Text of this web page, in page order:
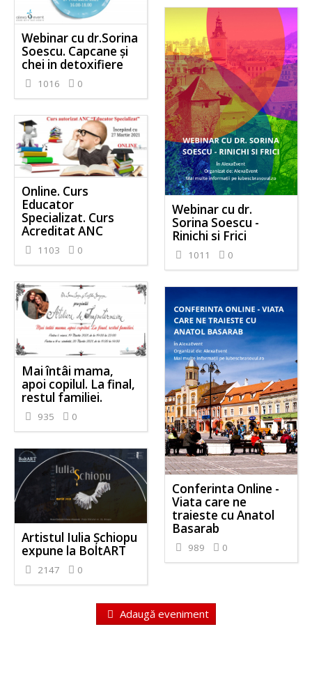
Webinar cu dr.Sorina
Soescu. Capcane și
chei in detoxifiere
1016 0
Webinar cu dr.
Sorina Soescu -
Rinichi si Frici
1011 0
Online. Curs
Educator
Specializat. Curs
Acreditat ANC
1103 0
Mai întâi mama,
apoi copilul. La final,
restul familiei.
935 0
Conferinta Online -
Viata care ne
traieste cu Anatol
Basarab
989 0
Artistul Iulia Șchiopu
expune la BoltART
2147 0
Adaugă eveniment